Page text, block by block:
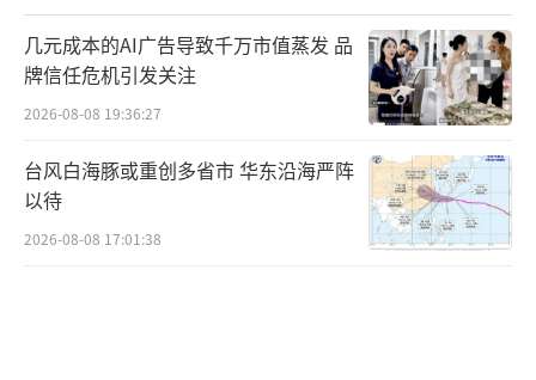
几元成本的AI广告导致千万市值蒸发 品
牌信任危机引发关注
2026-08-08 19:36:27
台风白海豚或重创多省市 华东沿海严阵
以待
2026-08-08 17:01:38